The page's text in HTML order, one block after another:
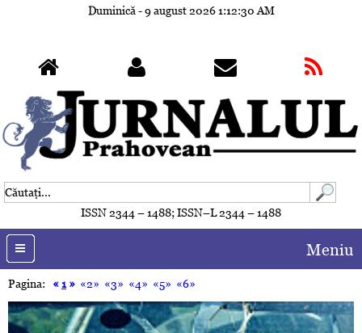
Duminică - 9 august 20261:12:33 AM
ISSN 2344 – 1488; ISSN–L 2344 – 1488
Meniu
Pagina: «1» «2» «3» «4» «5» «6»